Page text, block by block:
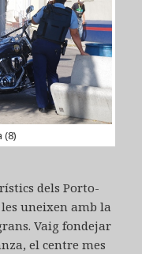
(8)
dels Porto-
uneixen amb la
Vaig fondejar
el centre mes